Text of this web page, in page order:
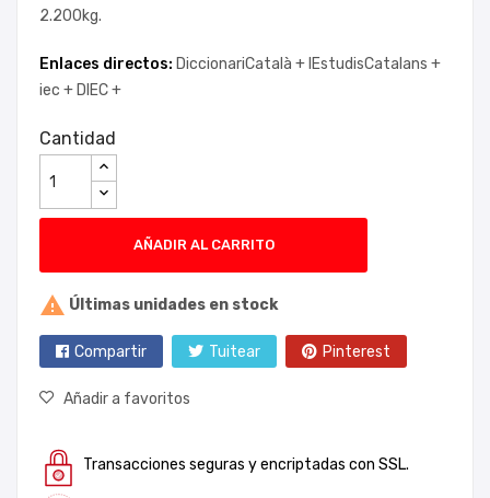
2.200kg.
Enlaces directos: DiccionariCatalà + IEstudisCatalans +
iec + DIEC +
Cantidad
AÑADIR AL CARRITO
 Últimas unidades en stock
Compartir Tuitear Pinterest
Añadir a favoritos
Transacciones seguras y encriptadas con SSL.